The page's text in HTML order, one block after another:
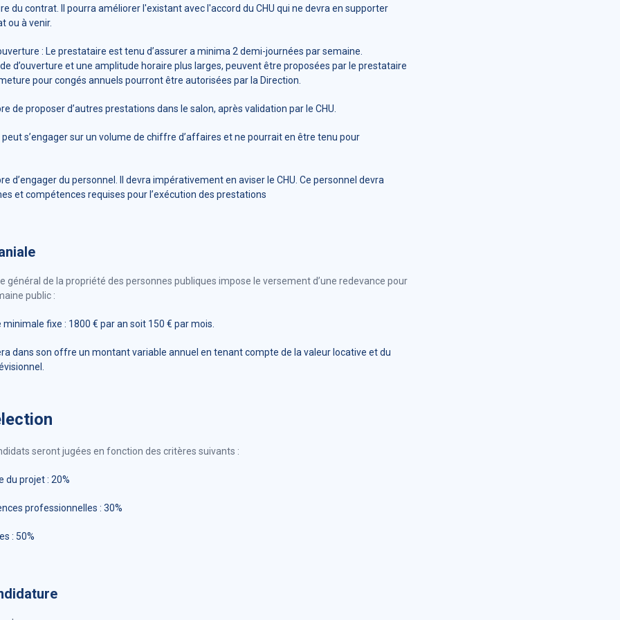
du contrat. Il pourra améliorer l'existant avec l'accord du CHU qui ne devra en supporter
ou à venir.
: Le prestataire est tenu d’assurer a minima 2 demi-journées par semaine.
d’ouverture et une amplitude horaire plus larges, peuvent être proposées par le prestataire
pour congés annuels pourront être autorisées par la Direction.
de proposer d’autres prestations dans le salon, après validation par le CHU.
peut s’engager sur un volume de chiffre d’affaires et ne pourrait en être tenu pour
d’engager du personnel. Il devra impérativement en aviser le CHU. Ce personnel devra
et compétences requises pour l’exécution des prestations
général de la propriété des personnes publiques impose le versement d’une redevance pour
public :
fixe : 1800 € par an soit 150 € par mois.
dans son offre un montant variable annuel en tenant compte de la valeur locative et du
seront jugées en fonction des critères suivants :
du projet : 20%
professionnelles : 30%
: 50%